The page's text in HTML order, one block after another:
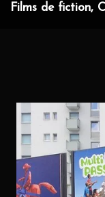
Films de fiction,